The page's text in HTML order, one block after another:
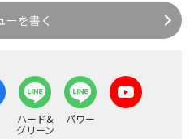
ーを書く
ハード&
グリーン
パワー